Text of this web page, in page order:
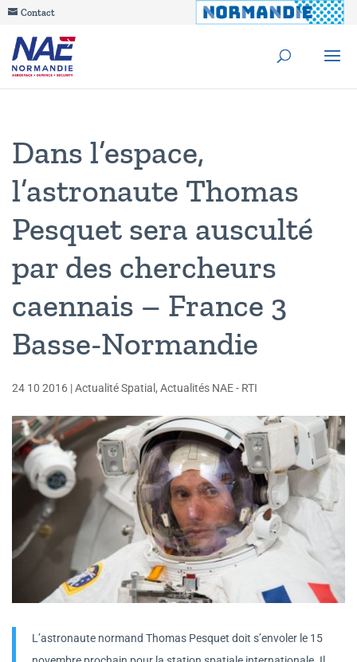
Contact
Dans l’espace,
l’astronaute Thomas
Pesquet sera ausculté
par des chercheurs
caennais – France 3
Basse-Normandie
24 10 2016 |Actualité Spatial , Actualités NAE - RTI
L’astronaute normand Thomas Pesquet doit s’envoler le 15